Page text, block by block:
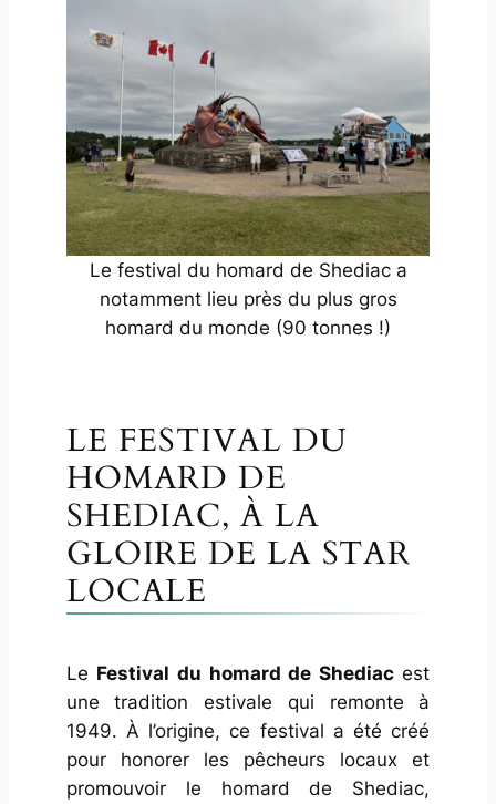
Le festival du homard de Shediac a
notamment lieu près du plus gros
homard du monde (90 tonnes !)
LE FESTIVAL DU
HOMARD DE
SHEDIAC, À LA
GLOIRE DE LA STAR
LOCALE
Le Festival du homard de Shediacest
une tradition estivale qui remonte à
1949. À l’origine, ce festival a été créé
pour honorer les pêcheurs locaux et
promouvoir le homard de Shediac,